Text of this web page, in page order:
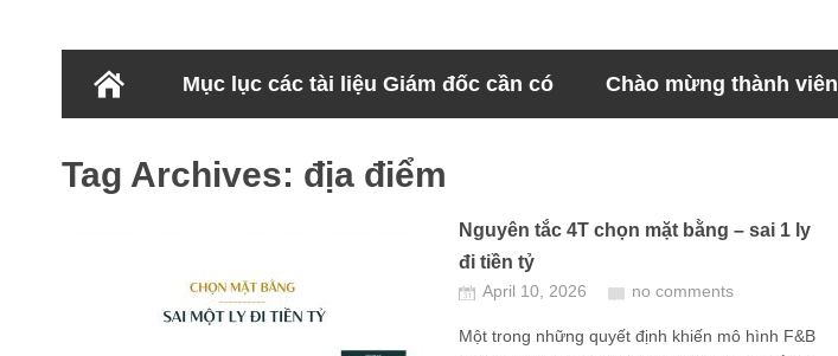
Mục lục các tài liệu Giám đốc cần có Chào mừng thành viên
Tag Archives: địa điểm
Nguyên tắc 4T chọn mặt bằng – sai 1 ly
đi tiền tỷ
April 10, 2026 no comments
Một trong những quyết định khiến mô hình F&B